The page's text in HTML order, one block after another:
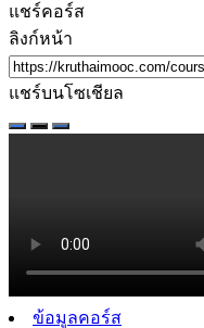
แชร์คอร์ส
ลิงก์หน้า
แชร์บนโซเชียล
ข้อมูลคอร์ส